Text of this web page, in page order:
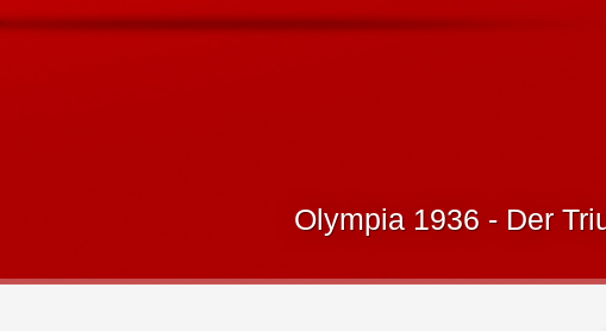
Olympia 1936 - Der